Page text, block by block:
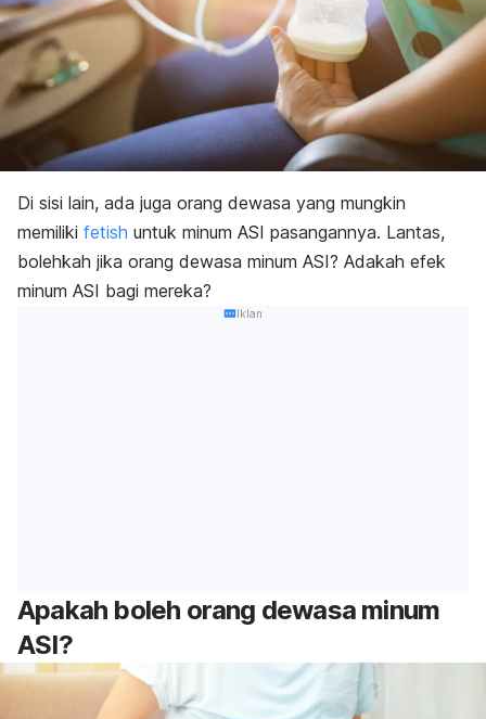
Di sisi lain, ada juga orang dewasa yang mungkin
memiliki fetish untuk minum ASI pasangannya. Lantas,
bolehkah jika orang dewasa minum ASI? Adakah efek
minum ASI bagi mereka?
Iklan
Apakah boleh orang dewasa minum
ASI?